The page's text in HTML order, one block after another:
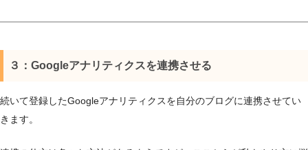
３：Googleアナリティクスを連携させる
続いて登録したGoogleアナリティクスを自分のブログに連携させてい
きます。